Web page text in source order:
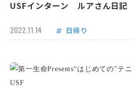
USFインターン ルアさん日
2022.11.14 日帰り